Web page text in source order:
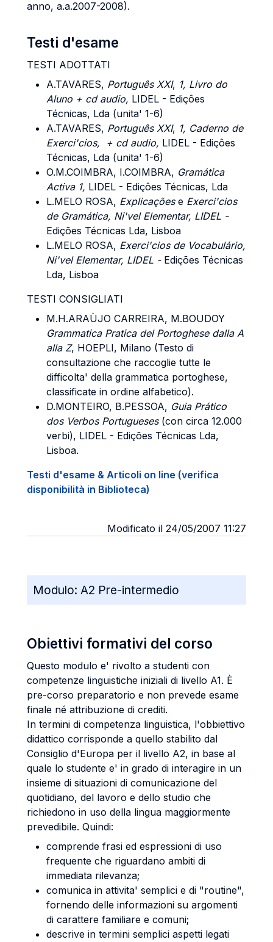
anno, a.a.2007-2008).
Testi d'esame
TESTI ADOTTATI
A.TAVARES, Português XXI, 1, Livro do
Aluno + cd audio, LIDEL - Ediçôes
Técnicas, Lda (unita' 1-6)
A.TAVARES, Português XXI, 1, Caderno de
Exerci'cios, + cd audio, LIDEL - Ediçôes
Técnicas, Lda (unita' 1-6)
O.M.COIMBRA, I.COIMBRA, Gramática
Activa 1, LIDEL - Ediçôes Técnicas, Lda
L.MELO ROSA, Explicaçõese Exerci'cios
de Gramática, Ni'vel Elementar, LIDEL -
Edições Técnicas Lda, Lisboa
L.MELO ROSA, Exerci'cios de Vocabulário,
Ni'vel Elementar, LIDEL - Edições Técnicas
Lda, Lisboa
TESTI CONSIGLIATI
M.H.ARAÙJO CARREIRA, M.BOUDOY
Grammatica Pratica del Portoghese dalla A
alla Z, HOEPLI, Milano (Testo di
consultazione che raccoglie tutte le
difficolta' della grammatica portoghese,
classificate in ordine alfabetico).
D.MONTEIRO, B.PESSOA, Guia Prático
dos Verbos Portugueses(con circa 12.000
verbi), LIDEL - Edições Técnicas Lda,
Lisboa.
Testi d'esame & Articoli on line (verifica
disponibilità in Biblioteca)
Modificato il 24/05/2007 11:27
Modulo: A2 Pre-intermedio
Obiettivi formativi del corso
Questo modulo e' rivolto a studenti con
competenze linguistiche iniziali di livello A1. È
pre-corso preparatorio e non prevede esame
finale né attribuzione di crediti.
In termini di competenza linguistica, l'obbiettivo
didattico corrisponde a quello stabilito dal
Consiglio d'Europa per il livello A2, in base al
quale lo studente e' in grado di interagire in un
insieme di situazioni di comunicazione del
quotidiano, del lavoro e dello studio che
richiedono in uso della lingua maggiormente
prevedibile. Quindi:
comprende frasi ed espressioni di uso
frequente che riguardano ambiti di
immediata rilevanza;
comunica in attivita' semplici e di "routine",
fornendo delle informazioni su argomenti
di carattere familiare e comuni;
descrive in termini semplici aspetti legati